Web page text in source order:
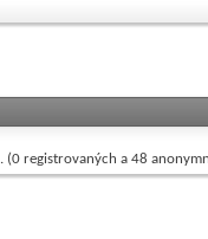
. (0 registrovaných a 48